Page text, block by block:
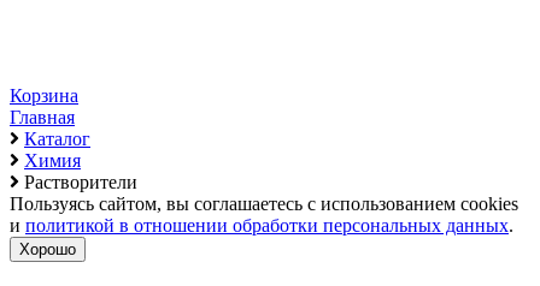
Корзина
Главная
Каталог
Химия
Растворители
Пользуясь сайтом, вы соглашаетесь с использованием cookies
и политикой в отношении обработки персональных данных.
Хорошо